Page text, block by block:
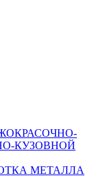
ОКРАСОЧНО-
КУЗОВНОЙ
МЕТАЛЛА